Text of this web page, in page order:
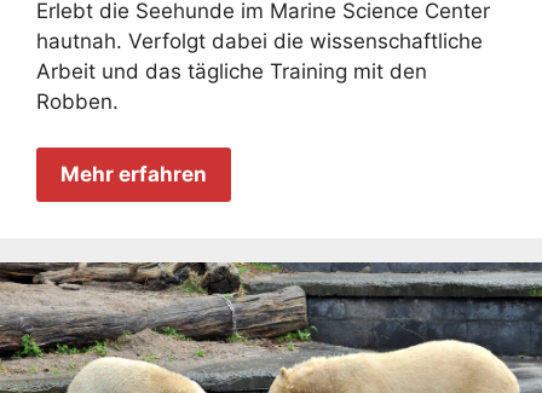
Erlebt die Seehunde im Marine Science Center
hautnah. Verfolgt dabei die wissenschaftliche
Arbeit und das tägliche Training mit den
Robben.
Mehr erfahren